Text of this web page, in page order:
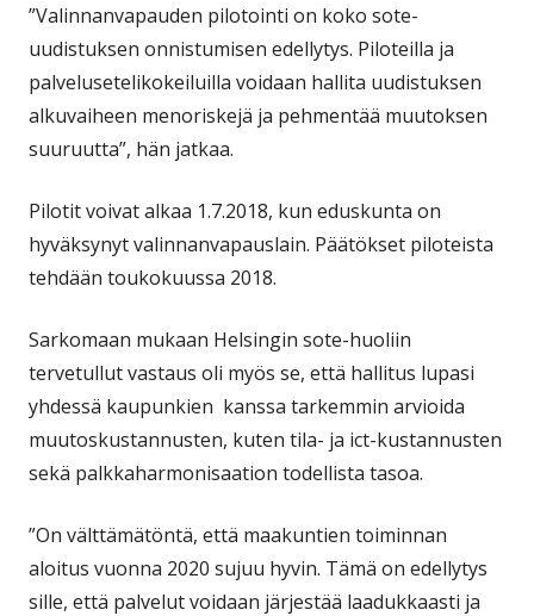
”Valinnanvapauden pilotointi on koko sote-
uudistuksen onnistumisen edellytys. Piloteilla ja
palvelusetelikokeiluilla voidaan hallita uudistuksen
alkuvaiheen menoriskejä ja pehmentää muutoksen
suuruutta”, hän jatkaa.
Pilotit voivat alkaa 1.7.2018, kun eduskunta on
hyväksynyt valinnanvapauslain. Päätökset piloteista
tehdään toukokuussa 2018.
Sarkomaan mukaan Helsingin sote-huoliin
tervetullut vastaus oli myös se, että hallitus lupasi
yhdessä kaupunkien kanssa tarkemmin arvioida
muutoskustannusten, kuten tila- ja ict-kustannusten
sekä palkkaharmonisaation todellista tasoa.
”On välttämätöntä, että maakuntien toiminnan
aloitus vuonna 2020 sujuu hyvin. Tämä on edellytys
sille, että palvelut voidaan järjestää laadukkaasti ja